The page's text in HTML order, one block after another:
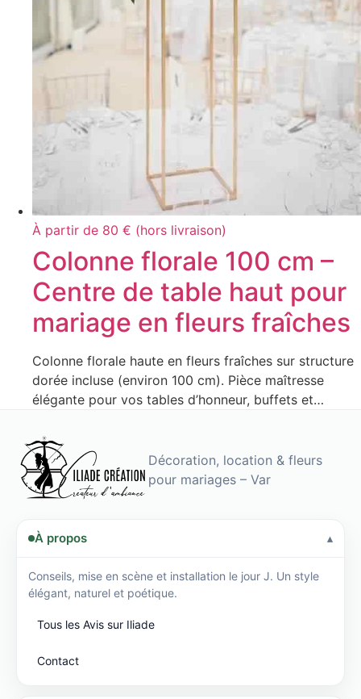
À partir de 80 € (hors livraison)
Colonne florale 100 cm –
Centre de table haut pour
mariage en fleurs fraîches
Colonne florale haute en fleurs fraîches sur structure
dorée incluse (environ 100 cm). Pièce maîtresse
élégante pour vos tables d’honneur, buffets et…
Décoration, location & fleurs
pour mariages – Var
À propos
Conseils, mise en scène et installation le jour J. Un style
élégant, naturel et poétique.
Tous les Avis sur Iliade
Contact